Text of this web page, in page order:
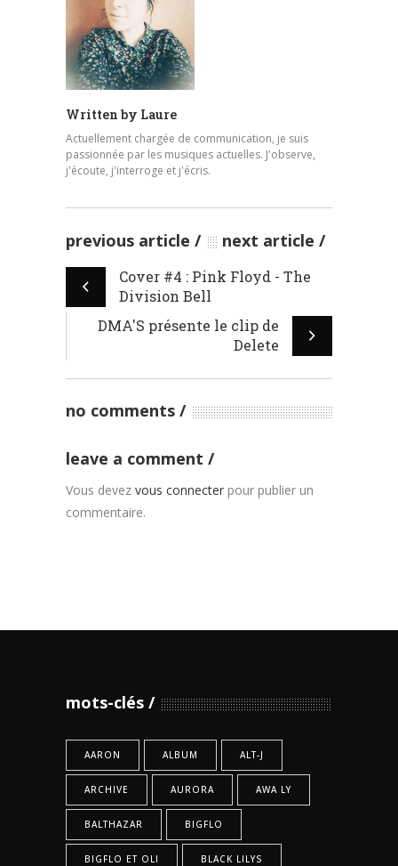
Written by Laure
Actuellement chargée de communication, je suis
passionnée par les musiques actuelles. J'observe,
j'écoute, j'interroge et j'écris.
previous article next article
Cover #4 : Pink Floyd - The
Division Bell
DMA'S présente le clip de
Delete
no comments
leave a comment
Vous devez vous connecter pour publier un
commentaire.
mots-clés
AARON ALBUM ALT-J
ARCHIVE AURORA AWA LY
BALTHAZAR BIGFLO
BIGFLO ET OLI BLACK LILYS